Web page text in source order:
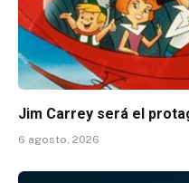
Jim Carrey será el
6 agosto, 2026